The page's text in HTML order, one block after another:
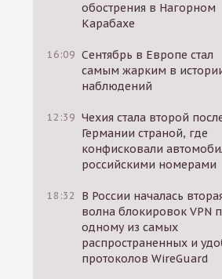
обострения в Нагорном
Карабахе
16:09 Сентябрь в Европе стал
самым жарким в
наблюдений
12:39 Чехия стала второй
Германии страной, где
конфисковали
российскими номерами
18:32
В России началась
волна блокировок VPN
одному из самых
распространенных и
протоколов WireGuard